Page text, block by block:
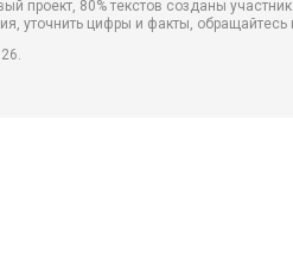
проект, 80% текстов созданы
уточнить цифры и факты,